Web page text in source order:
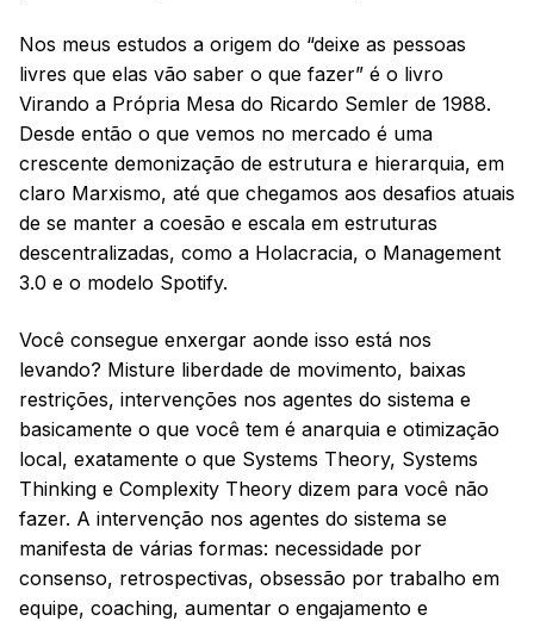
Nos meus estudos a origem do “deixe as pessoas
livres que elas vão saber o que fazer” é o livro
Virando a Própria Mesa do Ricardo Semler de 1988.
Desde então o que vemos no mercado é uma
crescente demonização de estrutura e hierarquia, em
claro Marxismo, até que chegamos aos desafios atuais
de se manter a coesão e escala em estruturas
descentralizadas, como a Holacracia, o Management
3.0 e o modelo Spotify.
Você consegue enxergar aonde isso está nos
levando? Misture liberdade de movimento, baixas
restrições, intervenções nos agentes do sistema e
basicamente o que você tem é anarquia e otimização
local, exatamente o que Systems Theory, Systems
Thinking e Complexity Theory dizem para você não
fazer. A intervenção nos agentes do sistema se
manifesta de várias formas: necessidade por
consenso, retrospectivas, obsessão por trabalho em
equipe, coaching, aumentar o engajamento e